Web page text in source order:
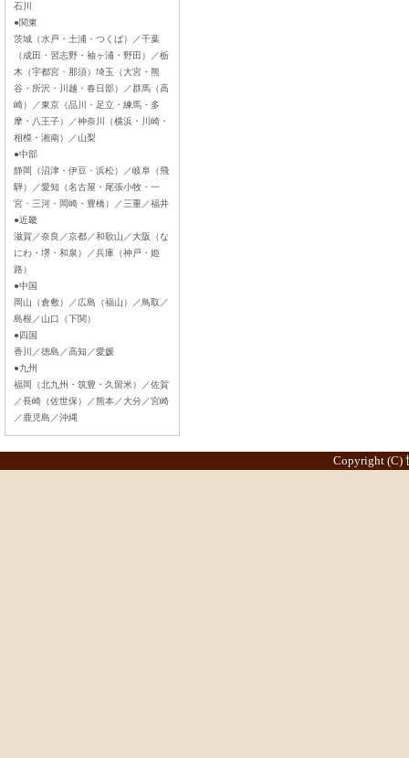
石川
●関東
茨城（水戸・土浦・つくば）／千葉
（成田・習志野・袖ヶ浦・野田）／栃
木（宇都宮・那須）埼玉（大宮・熊
谷・所沢・川越・春日部）／群馬（高
崎）／東京（品川・足立・練馬・多
摩・八王子）／神奈川（横浜・川崎・
相模・湘南）／山梨
●中部
静岡（沼津・伊豆・浜松）／岐阜（飛
騨）／愛知（名古屋・尾張小牧・一
宮・三河・岡崎・豊橋）／三重／福井
●近畿
滋賀／奈良／京都／和歌山／大阪（な
にわ・堺・和泉）／兵庫（神戸・姫
路）
●中国
岡山（倉敷）／広島（福山）／鳥取／
島根／山口（下関）
●四国
香川／徳島／高知／愛媛
●九州
福岡（北九州・筑豊・久留米）／佐賀
／長崎（佐世保）／熊本／大分／宮崎
／鹿児島／沖縄
Copyright (C)